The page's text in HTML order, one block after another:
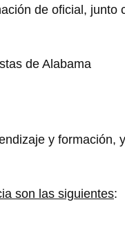
de oficial,
de Alabama
y formación,
son las siguientes: